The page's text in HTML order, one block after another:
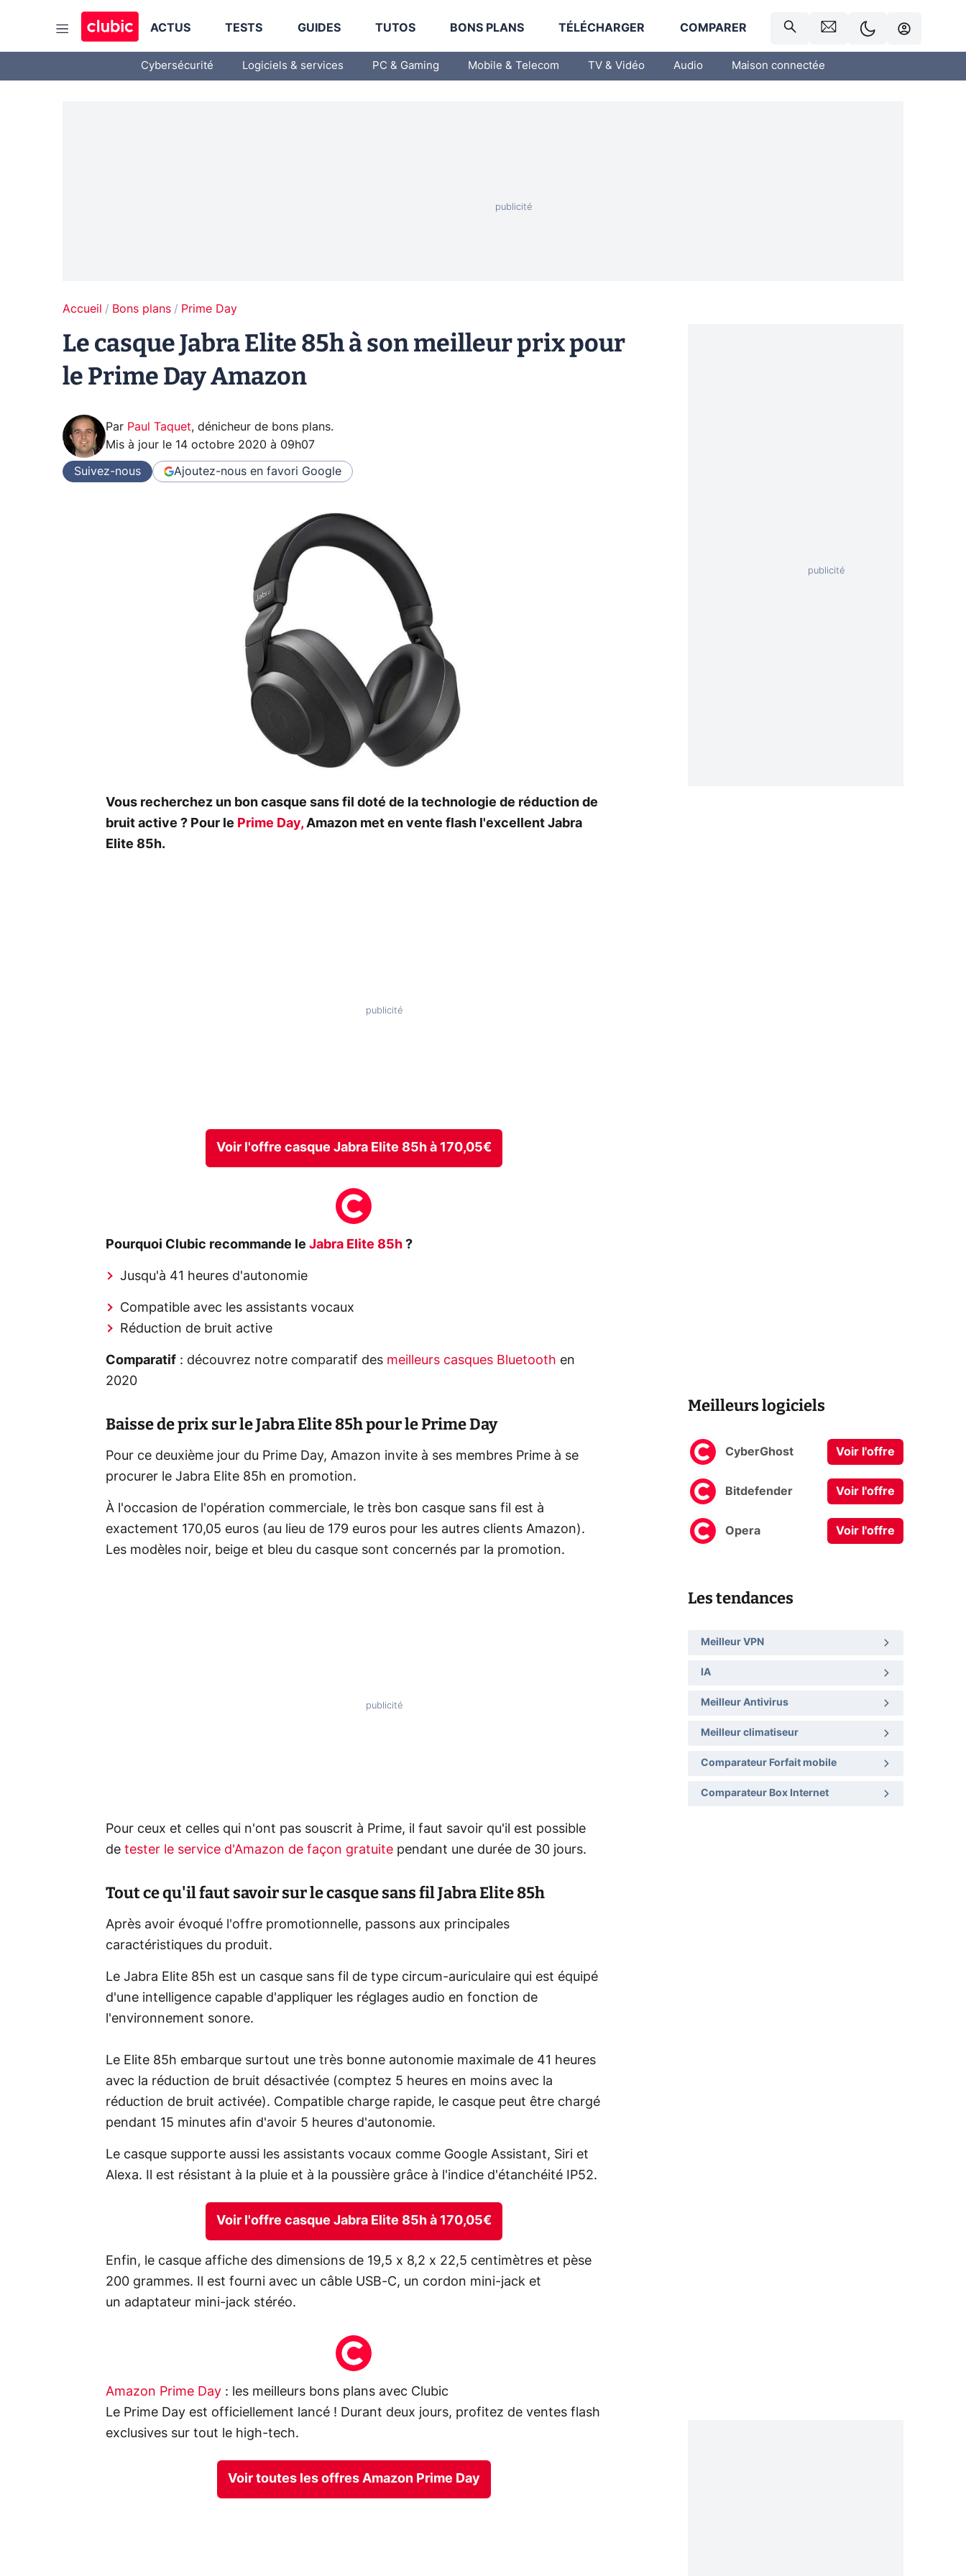
ACTUS TESTS GUIDES TUTOS BONS PLANS TÉLÉCHARGER COMPARER
Cybersécurité Logiciels & services PC & Gaming Mobile & Telecom TV & Vidéo Audio Maison connectée
Accueil Bons plans Prime Day
Le casque Jabra Elite 85h à son meilleur prix pour
le Prime Day Amazon
Par Paul Taquet, dénicheur de bons plans.
Mis à jour le 14 octobre 2020 à 09h07
Suivez-nous Ajoutez-nous en favori Google
Vous recherchez un bon casque sans fil doté de la technologie de réduction de
bruit active ? Pour le Prime Day, Amazon met en vente flash l'excellent Jabra
Elite 85h.
Voir l'offre casque Jabra Elite 85h à 170,05€
Pourquoi Clubic recommande le Jabra Elite 85h ?
Jusqu'à 41 heures d'autonomie
Compatible avec les assistants vocaux
Réduction de bruit active
Comparatif : découvrez notre comparatif des meilleurs casques Bluetooth en
2020
Baisse de prix sur le Jabra Elite 85h pour le Prime Day
Pour ce deuxième jour du Prime Day, Amazon invite à ses membres Prime à se
procurer le Jabra Elite 85h en promotion.
À l'occasion de l'opération commerciale, le très bon casque sans fil est à
exactement 170,05 euros (au lieu de 179 euros pour les autres clients Amazon).
Les modèles noir, beige et bleu du casque sont concernés par la promotion.
Pour ceux et celles qui n'ont pas souscrit à Prime, il faut savoir qu'il est possible
de tester le service d'Amazon de façon gratuite pendant une durée de 30 jours.
Tout ce qu'il faut savoir sur le casque sans fil Jabra Elite 85h
Après avoir évoqué l'offre promotionnelle, passons aux principales
caractéristiques du produit.
Le Jabra Elite 85h est un casque sans fil de type circum-auriculaire qui est équipé
d'une intelligence capable d'appliquer les réglages audio en fonction de
l'environnement sonore.
Le Elite 85h embarque surtout une très bonne autonomie maximale de 41 heures
avec la réduction de bruit désactivée (comptez 5 heures en moins avec la
réduction de bruit activée). Compatible charge rapide, le casque peut être chargé
pendant 15 minutes afin d'avoir 5 heures d'autonomie.
Le casque supporte aussi les assistants vocaux comme Google Assistant, Siri et
Alexa. Il est résistant à la pluie et à la poussière grâce à l'indice d'étanchéité IP52.
Voir l'offre casque Jabra Elite 85h à 170,05€
Enfin, le casque affiche des dimensions de 19,5 x 8,2 x 22,5 centimètres et pèse
200 grammes. Il est fourni avec un câble USB-C, un cordon mini-jack et
un adaptateur mini-jack stéréo.
Amazon Prime Day : les meilleurs bons plans avec Clubic
Le Prime Day est officiellement lancé ! Durant deux jours, profitez de ventes flash
exclusives sur tout le high-tech.
Voir toutes les offres Amazon Prime Day
Meilleurs logiciels
CyberGhost Voir l'offre
Bitdefender Voir l'offre
Opera Voir l'offre
Les tendances
Meilleur VPN
IA
Meilleur Antivirus
Meilleur climatiseur
Comparateur Forfait mobile
Comparateur Box Internet